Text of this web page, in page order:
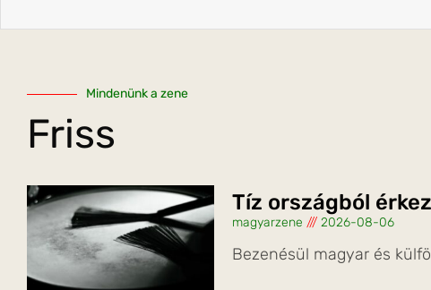
Mindenünk a zene
Friss
Tíz országból
magyarzene 2026-08-06
Bezenésül magyar és